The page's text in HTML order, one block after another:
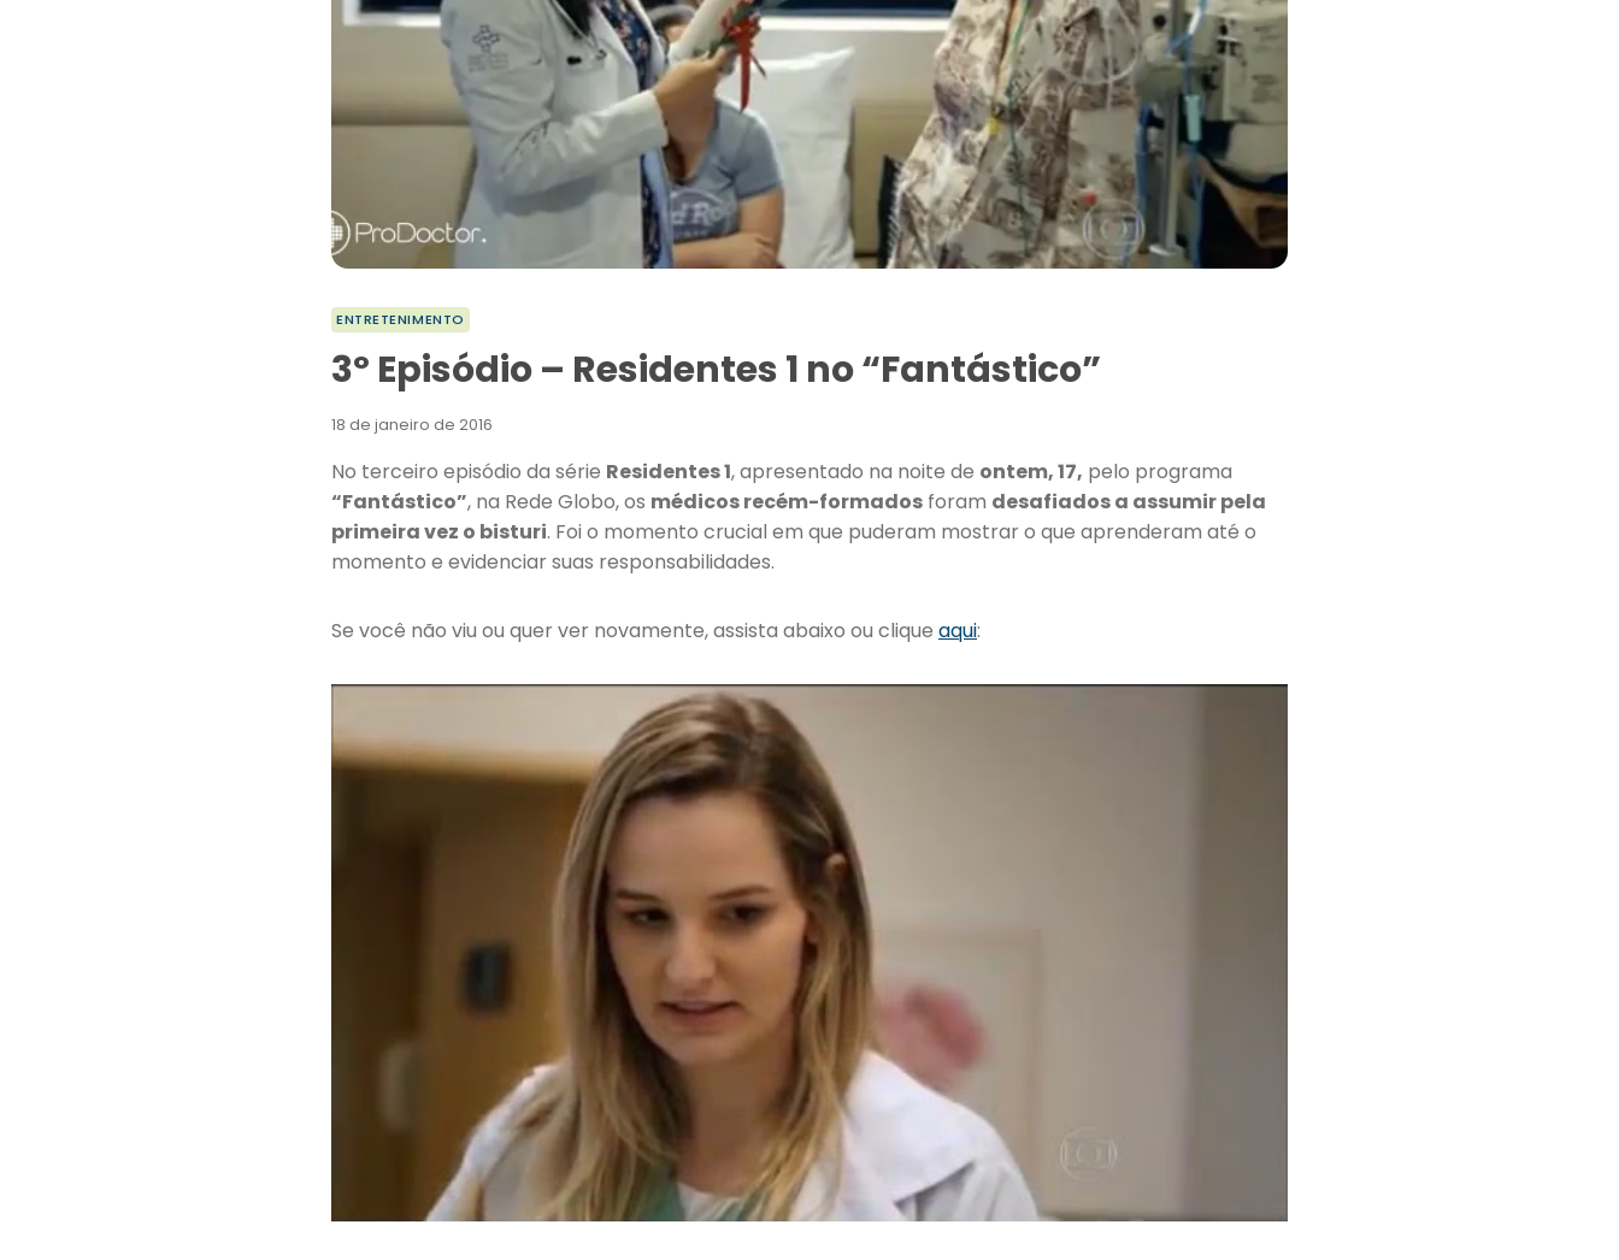
ENTRETENIMENTO
3º Episódio – Residentes 1 no “Fantástico”
18 de janeiro de 2016
No terceiro episódio da série Residentes 1, apresentado na noite de ontem, 17, pelo programa
“Fantástico”, na Rede Globo, os médicos recém-formados foram desafiados a assumir pela
primeira vez o bisturi. Foi o momento crucial em que puderam mostrar o que aprenderam até o
momento e evidenciar suas responsabilidades.
Se você não viu ou quer ver novamente, assista abaixo ou clique aqui: